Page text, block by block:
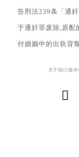
告刑法239条「通
于通奸罪废除,原配
付婚姻中的出轨背
关于我们| 服务